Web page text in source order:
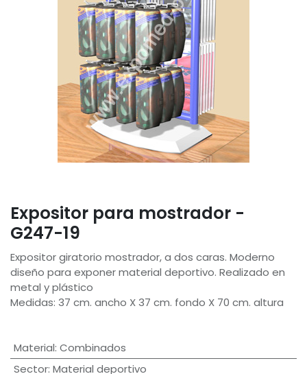
Expositor para mostrador -
G247-19
Expositor giratorio mostrador, a dos caras. Moderno
diseño para exponer material deportivo. Realizado en
metal y plástico
Medidas: 37 cm. ancho X 37 cm. fondo X 70 cm. altura
Material: Combinados
Sector: Material deportivo